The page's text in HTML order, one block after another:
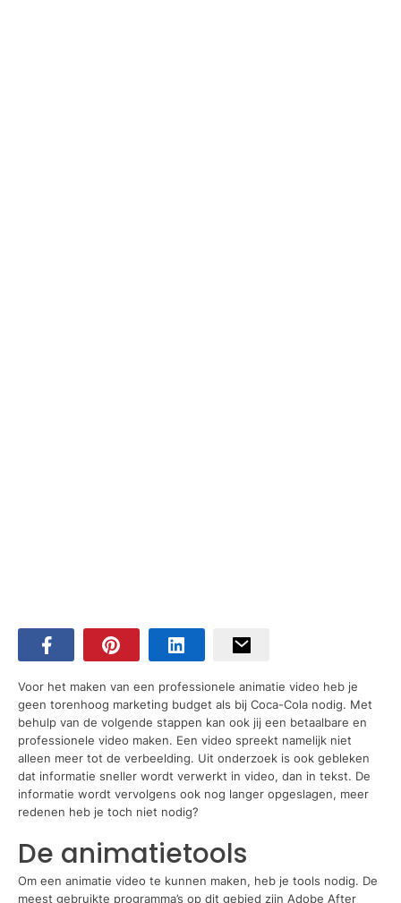
Voor het maken van een professionele animatie video heb je
geen torenhoog marketing budget als bij Coca-Cola nodig. Met
behulp van de volgende stappen kan ook jij een betaalbare en
professionele video maken. Een video spreekt namelijk niet
alleen meer tot de verbeelding. Uit onderzoek is ook gebleken
dat informatie sneller wordt verwerkt in video, dan in tekst. De
informatie wordt vervolgens ook nog langer opgeslagen, meer
redenen heb je toch niet nodig?
De animatietools
Om een animatie video te kunnen maken, heb je tools nodig. De
meest gebruikte programma’s op dit gebied zijn Adobe After